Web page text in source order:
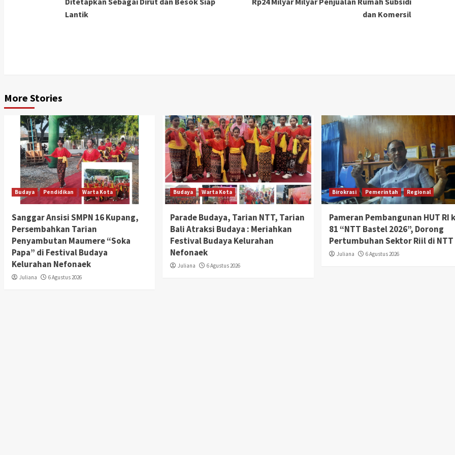
Lantik
dan Komersil
More Stories
Budaya Pendidikan Warta Kota
Sanggar Ansisi SMPN 16 Kupang,
Persembahkan Tarian
Penyambutan Maumere “Soka
Papa” di Festival Budaya
Kelurahan Nefonaek
Juliana 6 Agustus 2026
Budaya Warta Kota
Parade Budaya, Tarian NTT, Tarian
Bali Atraksi Budaya : Meriahkan
Festival Budaya Kelurahan
Nefonaek
Juliana 6 Agustus 2026
Birokrasi Pemerintah Regional
Pameran Pembangunan HUT RI
81 “NTT Bastel 2026”, Dorong
Pertumbuhan Sektor Riil di NTT
Juliana 6 Agustus 2026